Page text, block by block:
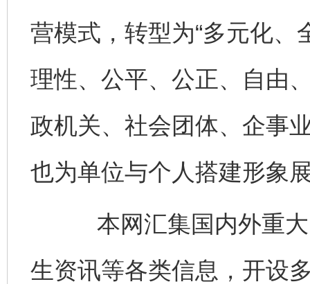
营模式，转型为“多元化、
理性、公平、公正、自由
政机关、社会团体、企事
也为单位与个人搭建形象
本网汇集国内外重大
生资讯等各类信息，开设